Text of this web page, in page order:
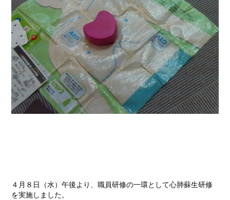
４月８日（水）午後より、職員研修の一環として心肺蘇生研修
を実施しました。